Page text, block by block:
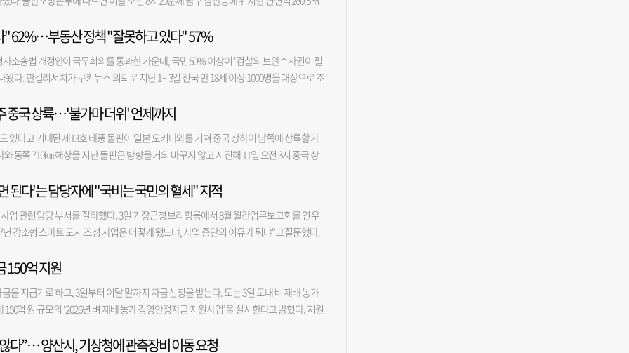
에 따르면 법률상 사업 대상지 요건을 충족한 곳은 서면역 상권과 당감 상권이었다. 하지
는 이유로 검토 대상에서 사실상 제외했다. 구의회는 서면1번가를 사업 대상지로 압축한
가가 자율상권구역으로 지정된 것은 올해 3월이다. 하지만 용역이 시작된 것은 지난해 8
로 지정되지 않은 상태였기 때문이다. 부산진구의회 이지영 의원은 “부산진구와 금정구
과 크게 유사해 사업 실효성이 우려된다”고 밝혔다. 이날 의견 청취에서 구의회는 용역
소홀했다고 지적했다. 용역을 수행한 A사가 금정구에서 수행한 용역 결과 보고서의 내
고서를 작성했다는 것이다. 이를 두고 부산진구청은 구체적인 사업 내용은 금정구 용역
자체가 유동 인구, 월 매출액, 빈 점포 수를 개선하는 것이기 때문에 큰 틀에서 사업 내용
번가를 사업 대상지로 지정한 것을 두고서는 “당감 상권은 공모에 선정될 가능성이 낮았
설립된 상태였기 때문”이라고 해명했다.
차는 더 확대되고 있다”고 밝혔다. 특히 부산 내에서는 사상구의 매매 가격이 전월 대비
심각한 미달 수준을 벗어나지 못하고 있다. 강서구 에코델타시티 A 아파트의 경우 청
아파트의 경우 0.02 대 1이라는 저조한 실적을 보였다. 부동산서베이 이영래 대표는 “가뜩
에도 미분양이 더욱 심화되며 시장에 부담을 주고 있다”고 말했다. 영산대 서정렬 부동산
파트를 매수해 시장의 온기를 불어넣을 주체는 더 없어지게 되고 미분양은 더 심각해질
한 아파트 매입 연령별 거래 건수에 따르면 지난 6월 유일하게 전월 대비 증가한 연령대
는 946건으로, 부산 전체 3107건의 30.44%를 차지했다. 지난 2018년 이후 월 평균 793건
집마련 대출이나 신생아특례대출 등을 통한 대출 여력이 커진 연령대가 주로 30대다 보
총 113명의 인력을 현장에 집중 투입해 오전 8시 58분 초기 진화를 마쳤다. 소방당국은
다. 이 불로 60대 여성 1명이 숨지고, 60대 남성 1명이 중상을 입어 인근 병원으로 옮겨졌
빌라 3층에서 발견됐다. 가벼운 부상을 입은 다른 3명은 현장 응급 처치 후 귀가했다. 화
30여 명이 긴급 대피했고, 불이 난 원룸에는 정전 사태까지 빚어졌다. 공장 옆 빌라 2층
소방대원들의 도움을 받아 무사히 구조되기도 했다. 화재 당시 짙은 검은 연기가 수십 미
불안감이 컸다. 인근에서 고물상을 운영하는 한 목격자는 “펑 펑 하는 폭발음이 여러 번
가와 주택으로 불기운이 번지는 것을 차단하고 잔불 정리에 주력하고 있다. 진화 작업이
정확한 화재 원인과 창고 내 보관 중이던 인화성 물질의 용량 등을 조사할 방침이다. 이
국의 브리핑을 청취했으며, 사고 대응을 위한 실·국장 회의를 소집할 계획이다.
" 62%…부동산 정책 "잘못하고 있다" 57%
소송법 개정안이 국무회의를 통과한 가운데, 국민 60% 이상이 '검찰의 보완수사권이 필
다. 한길리서치가 쿠키뉴스 의뢰로 지난 1∼3일 전국 만 18세 이상 1000명을 대상으로 조
당이나 정치 성향과 관계없이 과반을 차지했다. 더불어민주당 지지층에선 53.8%, 국민
층의 52.0%, 보수층의 69.9%가 보완수사권이 필요하다고 봤다. 중도층에서는 필요하
량은 검찰을 신뢰하지 않지만, 경찰 신뢰도는 이보다도 더 낮은 것으로도 조사됐다. '검
회는 더불어민주당 주도로 지난달 31일 검찰의 수사권을 완전 폐지하는 형사소송법 개
재한 전날 국무회의도 통과했다. 한편 이재명 정부의 부동산 정책에 대해선 '잘못하고 있
는 35.6%, '잘 모름'은 6.8%였다. 부정 평가 응답자를 연령대별로 보면 30대가 70.4%로
62.0%, 서울 60.3%, 인천·경기 59.3%가 뒤를 이었다. 이번 조사는 유·무선 임의전화걸
화면접, 96.4%는 무선 자동응답시스템(ARS) 방식으로 진행됐다. 표본오차는 95% 신뢰
앙선거여론조사심의위원회 홈페이지를 참조하면 된다.
중국 상륙…'불가마 더위' 언제까지
있다고 기대된 제13호 태풍 돌핀이 일본 오키나와를 거쳐 중국 상하이 남쪽에 상륙할 가
동쪽 710㎞ 해상을 지난 돌핀은 방향을 거의 바꾸지 않고 서진해 11일 오전 3시 중국 상
차이가 없다. 돌핀이 지나가면서 우리나라 주변 기압계가 재편될 수 있지만, 그렇다고 더
에서, '찬홈'은 오후 3시 괌 동쪽 먼해상에서 발생했다. 기상청은 '구지라'는 필리핀 북서
'찬홈'은 다음 주 초 일본 도쿄 동쪽 해상까지 북상할 것으로 전망했다. 기상청은 두 태풍
줄 비가 내릴 가능성도 그만큼 낮아진다. 특히 돌핀이 오키나와를 지나 동중국해로 이
바람이 태백산맥을 넘으며 고온·건조해질 경우 서울·경기와 충청 등 서쪽 지역의 기온
직접 받는 강원·경북 동해안과 비구름이 유입되는 제주·남부 일부 지역은 낮 기온이 일
된다'는 담당자에 "국비는 국민의 혈세" 지적
업 관련 담당 부서를 질타했다. 3일 기장군청 브리핑룸에서 8월 월간업무보고회를 연 우
강소형 스마트 도시 조성 사업은 어떻게 됐느냐, 사업 중단의 이유가 뭐냐"고 질문했다.
지하는 부분이 용궁사 들어가는 입구에 전기차가 다닐 수 있는 다른 차선을 확보해 관광
당 팀장님은 '안되네요. 차선이 안 나오겠네요'라고 했다"면서 "그래서 '사업이 안되는데
단하라'고 말하니 '다른 사업으로 돌리면 된다. 국비만 확보하면 된다'고 계속 우겼다"고
정 국비 80억, 군비 80억을 넣어서 기존에 공모했던 사업과 전혀 다른 사업으로 진행을
150억 지원
을 지급기로 하고, 3일부터 이달 말까지 자금 신청을 받는다. 도는 3일 도내 벼 재배 농가
억 원 규모의 ‘2026년 벼 재배 농가 경영안정자금 지원사업’을 실시한다고 밝혔다. 지원
대상에 포함해 쌀 적정 생산과 농가 경영 안정에 기여할 계획이다. 수급조절용 벼는 밥쌀
다”… 양산시, 기상청에 관측장비 이동 요청